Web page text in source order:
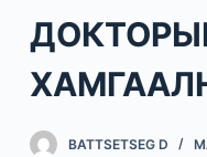
BATTSETSEG D